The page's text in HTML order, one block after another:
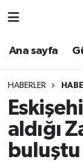
Ana sayfa
HABERLER
aldığı
buluştu
Ana sayfa
Ekonomi
Sağlık
Eskişehir
Eskişehir
Eskişehir